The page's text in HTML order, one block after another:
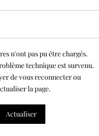
n'ont pas pu être chargés.
technique est survenu.
de vous reconnecter ou
la page.
Actualiser